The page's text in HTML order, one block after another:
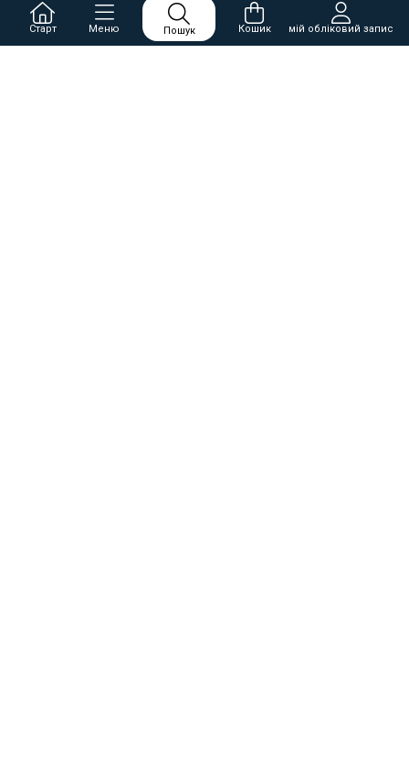
Старт Меню Пошук Кошик мій обліковий запис